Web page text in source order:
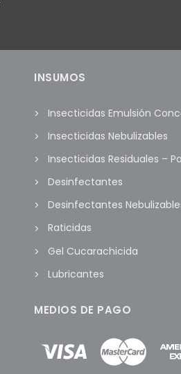
INSUMOS
Insecticidas Emulsión
Insecticidas Nebulizables
Insecticidas Residuales –
Desinfectantes
Desinfectantes
Raticidas
Gel Cucarachicida
Lubricantes
MEDIOS DE PAGO